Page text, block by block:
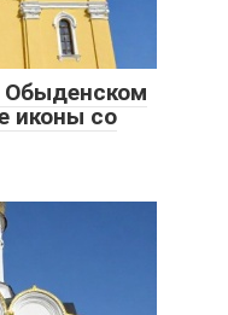
иконы со